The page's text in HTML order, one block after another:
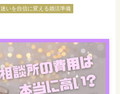
迷いを自信に変える婚活準備